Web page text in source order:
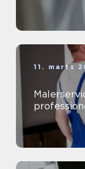
11. marts